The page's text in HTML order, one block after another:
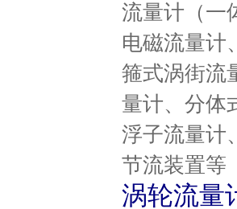
流量计（一
电磁流量计
箍式涡街流
量计、分体
浮子流量计
节流装置等
涡轮流量